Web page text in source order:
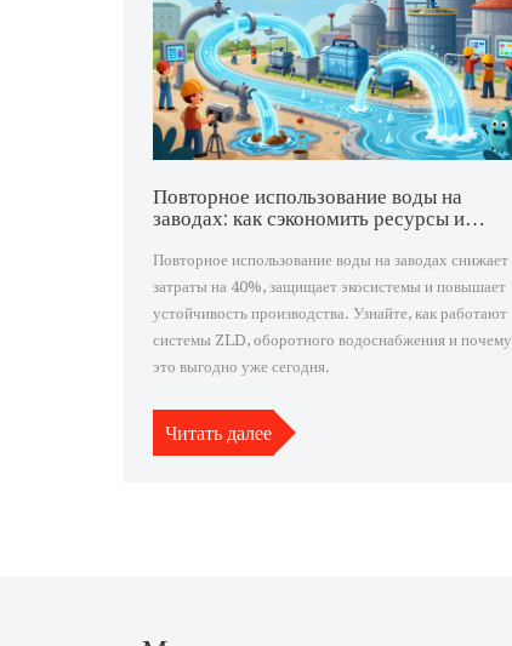
Повторное использование воды на
заводах: как сэкономить ресурсы и
Повторное использование воды на заводах снижает
затраты на 40%, защищает экосистемы и повышает
устойчивость производства. Узнайте, как работают
системы ZLD, оборотного водоснабжения и почему
это выгодно уже сегодня.
Читать далее